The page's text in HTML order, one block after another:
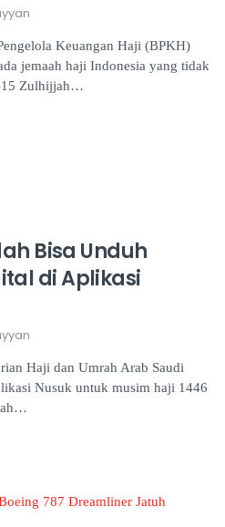
Keuangan Haji (BPKH)
jemaah haji Indonesia yang tidak
Zulhijjah…
Bisa Unduh
di Aplikasi
Haji dan Umrah Arab Saudi
Nusuk untuk musim haji 1446